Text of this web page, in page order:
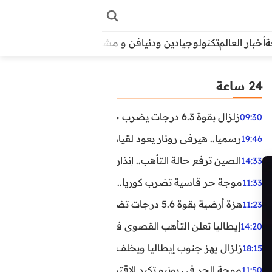
أخبار العالمتكنولوجيادين ودنيافن و مشاهير
24 ساعة
09:30زلزال بقوة 6.3 درجات يضرب جنوب الفلبين.. ولا تحذير من تسونامي حتى الآن
19:46رسميا.. هيرفي رونار يعود لقيادة منتخب كوت ديفوار
14:33الصين ترفع حالة التأهب.. إنذاران جديدان بسبب الأمطار
11:33موجة حر قاسية تضرب كوريا.. وفيات وإصابات ونفوق مئات
11:23هزة أرضية بقوة 5.6 درجات تضرب مصر
14:20إيطاليا تعلن التأهب القصوى في 23 مدينة بسبب موجة حر شديدة
18:15زلزال يهز جنوب إيطاليا ويخلف عشرات الجرحى